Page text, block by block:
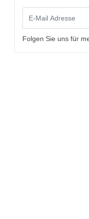
Folgen Sie uns für